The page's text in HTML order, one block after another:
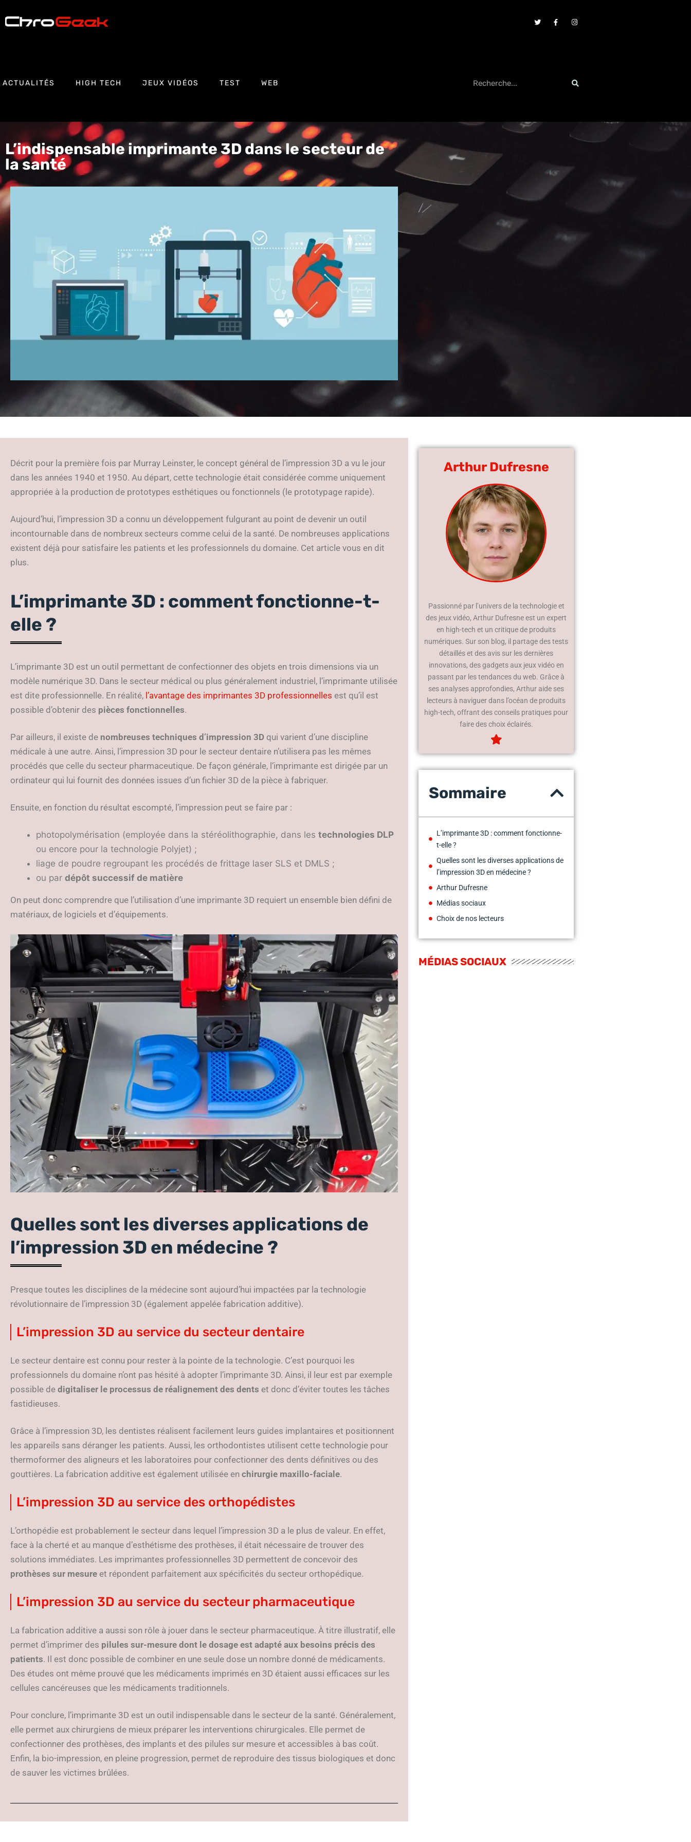
ACTUALITÉS HIGH TECH JEUX VIDÉOS TEST WEB
L’indispensable imprimante 3D dans le secteur de
la santé
Décrit pour la première fois par Murray Leinster, le concept général de l’impression 3D a vu le jour
dans les années 1940 et 1950. Au départ, cette technologie était considérée comme uniquement
appropriée à la production de prototypes esthétiques ou fonctionnels (le prototypage rapide).
Aujourd’hui, l’impression 3D a connu un développement fulgurant au point de devenir un outil
incontournable dans de nombreux secteurs comme celui de la santé. De nombreuses applications
existent déjà pour satisfaire les patients et les professionnels du domaine. Cet article vous en dit
plus.
L’imprimante 3D : comment fonctionne-t-
elle ?
L’imprimante 3D est un outil permettant de confectionner des objets en trois dimensions via un
modèle numérique 3D. Dans le secteur médical ou plus généralement industriel, l’imprimante utilisée
est dite professionnelle. En réalité, l’avantage des imprimantes 3D professionnelles est qu’il est
possible d’obtenir des pièces fonctionnelles.
Par ailleurs, il existe de nombreuses techniques d’impression 3D qui varient d’une discipline
médicale à une autre. Ainsi, l’impression 3D pour le secteur dentaire n’utilisera pas les mêmes
procédés que celle du secteur pharmaceutique. De façon générale, l’imprimante est dirigée par un
ordinateur qui lui fournit des données issues d’un fichier 3D de la pièce à fabriquer.
Ensuite, en fonction du résultat escompté, l’impression peut se faire par :
photopolymérisation (employée dans la stéréolithographie, dans les technologies DLP
ou encore pour la technologie Polyjet) ;
liage de poudre regroupant les procédés de frittage laser SLS et DMLS ;
ou par dépôt successif de matière
On peut donc comprendre que l’utilisation d’une imprimante 3D requiert un ensemble bien défini de
matériaux, de logiciels et d’équipements.
Quelles sont les diverses applications de
l’impression 3D en médecine ?
Presque toutes les disciplines de la médecine sont aujourd’hui impactées par la technologie
révolutionnaire de l’impression 3D (également appelée fabrication additive).
L’impression 3D au service du secteur dentaire
Le secteur dentaire est connu pour rester à la pointe de la technologie. C’est pourquoi les
professionnels du domaine n’ont pas hésité à adopter l’imprimante 3D. Ainsi, il leur est par exemple
possible de digitaliser le processus de réalignement des dents et donc d’éviter toutes les tâches
fastidieuses.
Grâce à l’impression 3D, les dentistes réalisent facilement leurs guides implantaires et positionnent
les appareils sans déranger les patients. Aussi, les orthodontistes utilisent cette technologie pour
thermoformer des aligneurs et les laboratoires pour confectionner des dents définitives ou des
gouttières. La fabrication additive est également utilisée en chirurgie maxillo-faciale.
L’impression 3D au service des orthopédistes
L’orthopédie est probablement le secteur dans lequel l’impression 3D a le plus de valeur. En effet,
face à la cherté et au manque d’esthétisme des prothèses, il était nécessaire de trouver des
solutions immédiates. Les imprimantes professionnelles 3D permettent de concevoir des
prothèses sur mesure et répondent parfaitement aux spécificités du secteur orthopédique.
L’impression 3D au service du secteur pharmaceutique
La fabrication additive a aussi son rôle à jouer dans le secteur pharmaceutique. À titre illustratif, elle
permet d’imprimer des pilules sur-mesure dont le dosage est adapté aux besoins précis des
patients. Il est donc possible de combiner en une seule dose un nombre donné de médicaments.
Des études ont même prouvé que les médicaments imprimés en 3D étaient aussi efficaces sur les
cellules cancéreuses que les médicaments traditionnels.
Pour conclure, l’imprimante 3D est un outil indispensable dans le secteur de la santé. Généralement,
elle permet aux chirurgiens de mieux préparer les interventions chirurgicales. Elle permet de
confectionner des prothèses, des implants et des pilules sur mesure et accessibles à bas coût.
Enfin, la bio-impression, en pleine progression, permet de reproduire des tissus biologiques et donc
de sauver les victimes brûlées.
Arthur Dufresne
Passionné par l’univers de la technologie et
des jeux vidéo, Arthur Dufresne est un expert
en high-tech et un critique de produits
numériques. Sur son blog, il partage des tests
détaillés et des avis sur les dernières
innovations, des gadgets aux jeux vidéo en
passant par les tendances du web. Grâce à
ses analyses approfondies, Arthur aide ses
lecteurs à naviguer dans l’océan de produits
high-tech, offrant des conseils pratiques pour
faire des choix éclairés.
Sommaire
L’imprimante 3D : comment fonctionne-
t-elle ?
Quelles sont les diverses applications de
l’impression 3D en médecine ?
Arthur Dufresne
Médias sociaux
Choix de nos lecteurs
MÉDIAS SOCIAUX